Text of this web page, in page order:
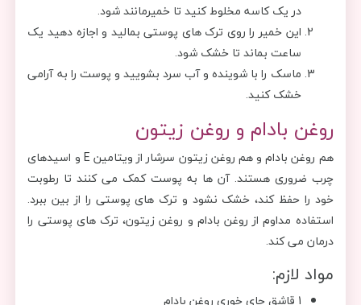
در یک کاسه مخلوط کنید تا خمیرمانند شود.
این خمیر را روی ترک های پوستی بمالید و اجازه دهید یک
ساعت بماند تا خشک شود.
ماسک را با شوینده و آب سرد بشویید و پوست را به آرامی
خشک کنید.
روغن بادام و روغن زیتون
هم روغن بادام و هم روغن زیتون سرشار از ویتامین E و اسیدهای
چرب ضروری هستند. آن ها به پوست کمک می کنند تا رطوبت
خود را حفظ کند، خشک نشود و ترک های پوستی را از بین ببرد.
استفاده مداوم از روغن بادام و روغن زیتون، ترک های پوستی را
درمان می کند.
مواد لازم:
1 قاشق چای خوری روغن بادام